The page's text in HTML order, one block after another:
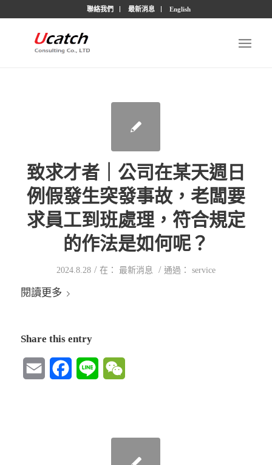
聯絡我們 最新消息 English
致求才者｜公司在某天週日
例假發生突發事故，老闆要
求員工到班處理，符合規定
的作法是如何呢？
2024.8.28 / 在： 最新消息 / 通過： service
閱讀更多
Share this entry
Email FacebookLine